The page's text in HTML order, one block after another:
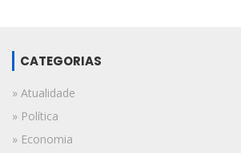
CATEGORIAS
» Atualidade
» Política
» Economia